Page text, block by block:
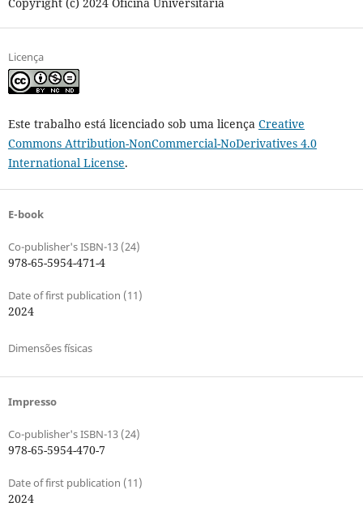
Licença
Este trabalho está licenciado sob uma licença Creative
Commons Attribution-NonCommercial-NoDerivatives 4.0
International License.
E-book
Co-publisher's ISBN-13 (24)
978-65-5954-471-4
Date of first publication (11)
2024
Dimensões físicas
Impresso
Co-publisher's ISBN-13 (24)
978-65-5954-470-7
Date of first publication (11)
2024